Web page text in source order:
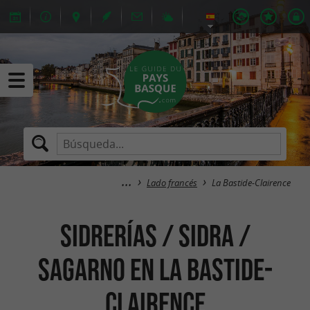
Lado francés La Bastide-Clairence
Sidrerías / Sidra /
Sagarno en La Bastide-
Clairence